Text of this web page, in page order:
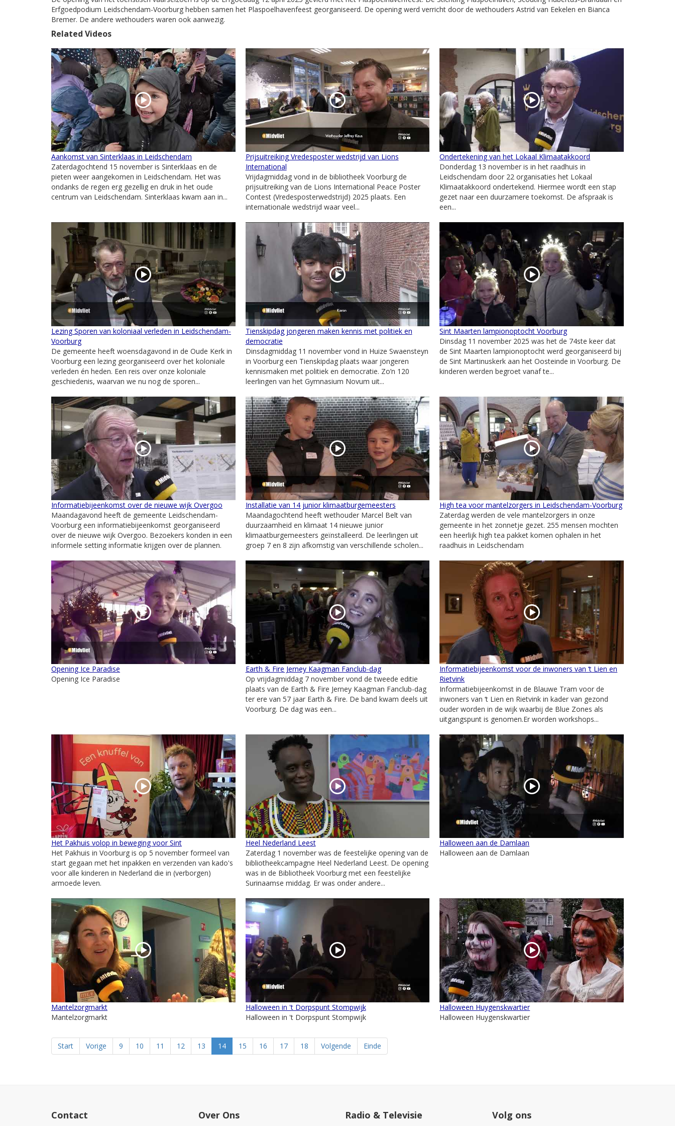
Erfgoedpodium Leidschendam-Voorburg hebben samen het Plaspoelhavenfeest georganiseerd. De opening werd verricht door de wethouders Astrid van Eekelen en Bianca
Bremer. De andere wethouders waren ook aanwezig.
Related Videos
Aankomst van Sinterklaas in Leidschendam
Zaterdagochtend 15 november is Sinterklaas en de
pieten weer aangekomen in Leidschendam. Het was
ondanks de regen erg gezellig en druk in het oude
centrum van Leidschendam. Sinterklaas kwam aan in...
Prijsuitreiking Vredesposter wedstrijd van Lions
International
Vrijdagmiddag vond in de bibliotheek Voorburg de
prijsuitreiking van de Lions International Peace Poster
Contest (Vredesposterwedstrijd) 2025 plaats. Een
internationale wedstrijd waar veel...
Ondertekening van het Lokaal Klimaatakkoord
Donderdag 13 november is in het raadhuis in
Leidschendam door 22 organisaties het Lokaal
Klimaatakkoord ondertekend. Hiermee wordt een stap
gezet naar een duurzamere toekomst. De afspraak is
een...
Lezing Sporen van koloniaal verleden in Leidschendam-
Voorburg
De gemeente heeft woensdagavond in de Oude Kerk in
Voorburg een lezing georganiseerd over het koloniale
verleden én heden. Een reis over onze koloniale
geschiedenis, waarvan we nu nog de sporen...
Tienskipdag jongeren maken kennis met politiek en
democratie
Dinsdagmiddag 11 november vond in Huize Swaensteyn
in Voorburg een Tienskipdag plaats waar jongeren
kennismaken met politiek en democratie. Zo’n 120
leerlingen van het Gymnasium Novum uit...
Sint Maarten lampionoptocht Voorburg
Dinsdag 11 november 2025 was het de 74ste keer dat
de Sint Maarten lampionoptocht werd georganiseerd bij
de Sint Martinuskerk aan het Oosteinde in Voorburg. De
kinderen werden begroet vanaf te...
Informatiebijeenkomst over de nieuwe wijk Overgoo
Maandagavond heeft de gemeente Leidschendam-
Voorburg een informatiebijeenkomst georganiseerd
over de nieuwe wijk Overgoo. Bezoekers konden in een
informele setting informatie krijgen over de plannen.
Installatie van 14 junior klimaatburgemeesters
Maandagochtend heeft wethouder Marcel Belt van
duurzaamheid en klimaat 14 nieuwe junior
klimaatburgemeesters geïnstalleerd. De leerlingen uit
groep 7 en 8 zijn afkomstig van verschillende scholen...
High tea voor mantelzorgers in Leidschendam-Voorburg
Zaterdag werden de vele mantelzorgers in onze
gemeente in het zonnetje gezet. 255 mensen mochten
een heerlijk high tea pakket komen ophalen in het
raadhuis in Leidschendam
Opening Ice Paradise
Opening Ice Paradise
Earth & Fire Jerney Kaagman Fanclub-dag
Op vrijdagmiddag 7 november vond de tweede editie
plaats van de Earth & Fire Jerney Kaagman Fanclub-dag
ter ere van 57 jaar Earth & Fire. De band kwam deels uit
Voorburg. De dag was een...
Informatiebijeenkomst voor de inwoners van ‘t Lien en
Rietvink
Informatiebijeenkomst in de Blauwe Tram voor de
inwoners van ‘t Lien en Rietvink in kader van gezond
ouder worden in de wijk waarbij de Blue Zones als
uitgangspunt is genomen.Er worden workshops...
Het Pakhuis volop in beweging voor Sint
Het Pakhuis in Voorburg is op 5 november formeel van
start gegaan met het inpakken en verzenden van kado's
voor alle kinderen in Nederland die in (verborgen)
armoede leven.
Heel Nederland Leest
Zaterdag 1 november was de feestelijke opening van de
bibliotheekcampagne Heel Nederland Leest. De opening
was in de Bibliotheek Voorburg met een feestelijke
Surinaamse middag. Er was onder andere...
Halloween aan de Damlaan
Halloween aan de Damlaan
Mantelzorgmarkt
Mantelzorgmarkt
Halloween in 't Dorpspunt Stompwijk
Halloween in 't Dorpspunt Stompwijk
Halloween Huygenskwartier
Halloween Huygenskwartier
Start Vorige 9 10 11 12 13 14 15 16 17 18 Volgende Einde
Contact Over Ons Radio & Televisie Volg ons